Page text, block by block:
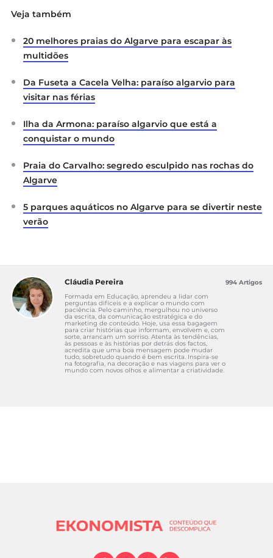
Veja também
20 melhores praias do Algarve para escapar às
multidões
Da Fuseta a Cacela Velha: paraíso algarvio para
visitar nas férias
Ilha da Armona: paraíso algarvio que está a
conquistar o mundo
Praia do Carvalho: segredo esculpido nas rochas do
Algarve
5 parques aquáticos no Algarve para se divertir neste
verão
Cláudia Pereira
Formada em Educação, aprendeu a lidar com
perguntas difíceis e a explicar o mundo com
paciência. Pelo caminho, mergulhou no universo
da escrita, da comunicação estratégica e do
marketing de conteúdo. Hoje, usa essa bagagem
para criar histórias que informam, envolvem e, com
sorte, arrancam um sorriso. Atenta às tendências,
às pessoas e às histórias por detrás dos factos,
acredita que uma boa mensagem pode mudar
tudo, sobretudo quando é bem escrita. Inspira-se
na fotografia, na decoração e nas viagens para ver o
mundo com novos olhos e alimentar a criatividade.
994 Artigos